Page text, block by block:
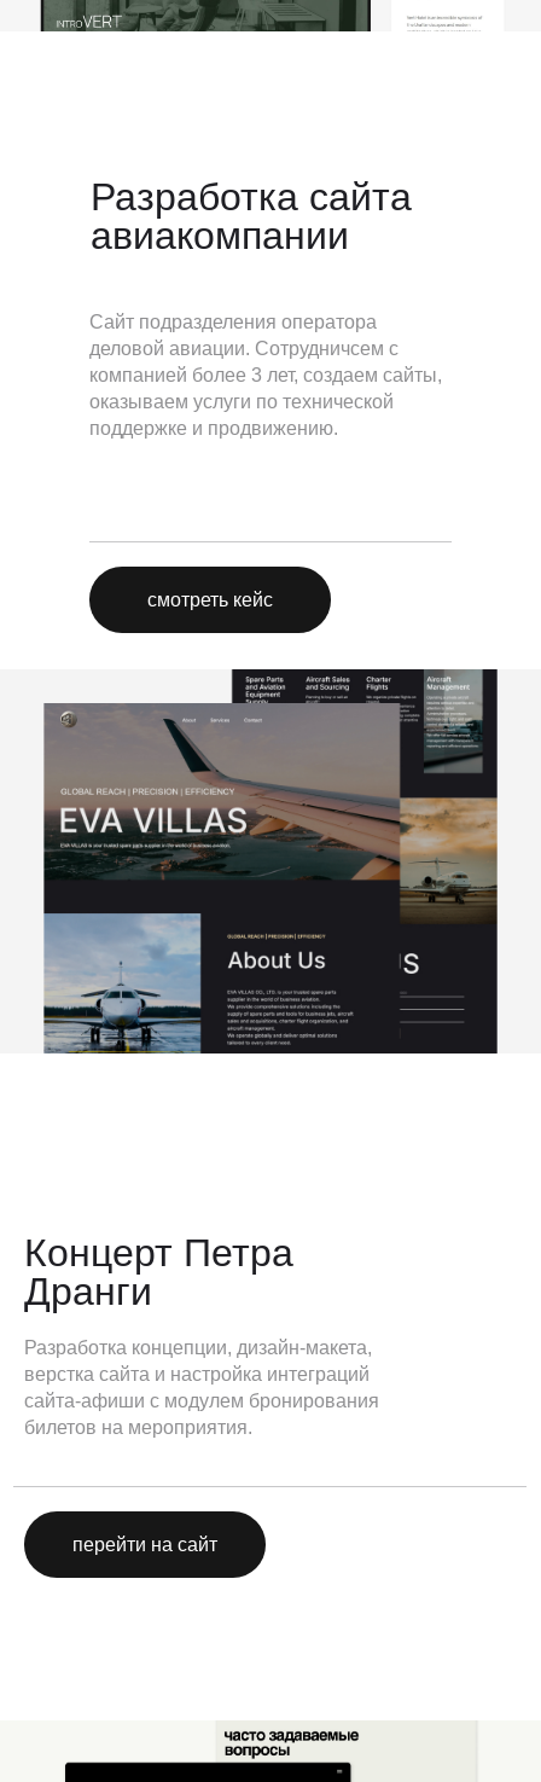
Разработка сайта
авиакомпании
Сайт подразделения оператора
деловой авиации. Сотрудничсем с
компанией более 3 лет, создаем сайты,
оказываем услуги по технической
поддержке и продвижению.
смотреть кейс
Концерт Петра
Дранги
Разработка концепции, дизайн-макета,
верстка сайта и настройка интеграций
сайта-афиши с модулем бронирования
билетов на мероприятия.
перейти на сайт